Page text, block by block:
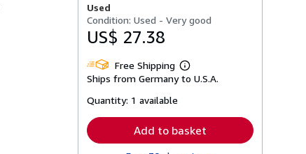
Used
Condition: Used - Very good
US$ 27.38
Free Shipping
Learn
more
Ships from Germany to U.S.A.
Quantity: 1 available
Add to basket